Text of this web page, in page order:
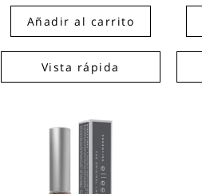
Añadir al carrito
Vista rápida